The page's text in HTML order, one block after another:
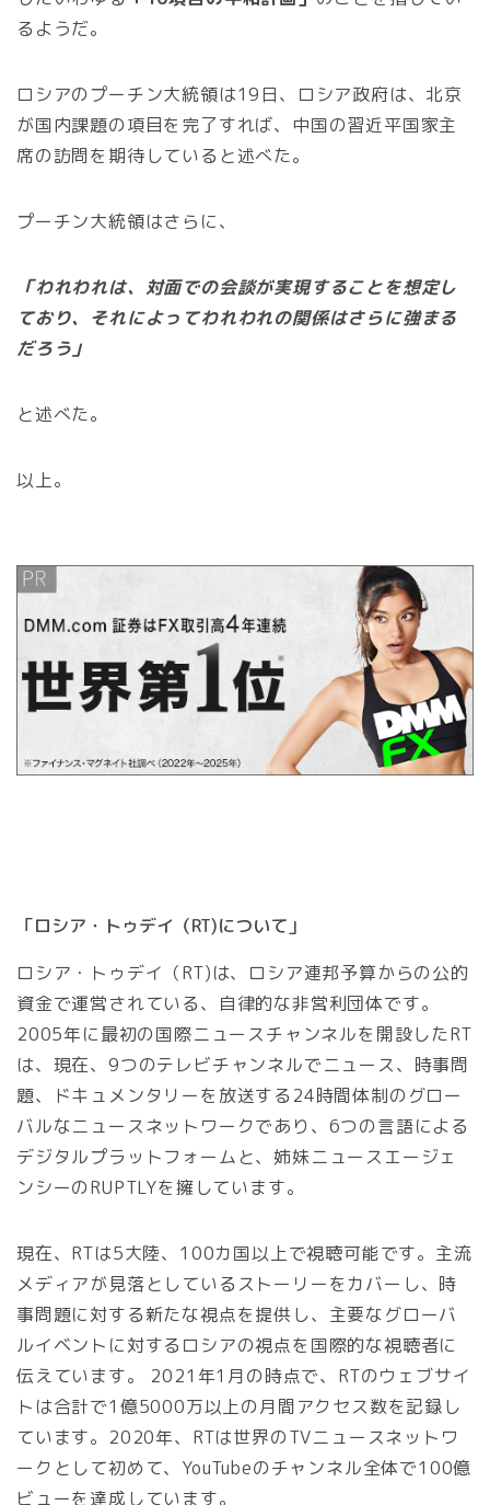
るようだ。
ロシアのプーチン大統領は19日、ロシア政府は、北京
が国内課題の項目を完了すれば、中国の習近平国家主
席の訪問を期待していると述べた。
プーチン大統領はさらに、
「われわれは、対面での会談が実現することを想定し
ており、それによってわれわれの関係はさらに強まる
だろう」
と述べた。
以上。
「ロシア・トゥデイ（RT)について」
ロシア・トゥデイ（RT)は、ロシア連邦予算からの公的
資金で運営されている、自律的な非営利団体です。
2005年に最初の国際ニュースチャンネルを開設したRT
は、現在、9つのテレビチャンネルでニュース、時事問
題、ドキュメンタリーを放送する24時間体制のグロー
バルなニュースネットワークであり、6つの言語による
デジタルプラットフォームと、姉妹ニュースエージェ
ンシーのRUPTLYを擁しています。
現在、RTは5大陸、100カ国以上で視聴可能です。主流
メディアが見落としているストーリーをカバーし、時
事問題に対する新たな視点を提供し、主要なグローバ
ルイベントに対するロシアの視点を国際的な視聴者に
伝えています。 2021年1月の時点で、RTのウェブサイ
トは合計で1億5000万以上の月間アクセス数を記録し
ています。2020年、RTは世界のTVニュースネットワ
ークとして初めて、YouTubeのチャンネル全体で100億
ビューを達成しています。